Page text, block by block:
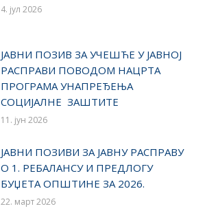
4. јул 2026
ЈАВНИ ПОЗИВ ЗА УЧЕШЋЕ У ЈАВНОЈ
РАСПРАВИ ПОВОДОМ НАЦРТА
ПРОГРАМА УНАПРЕЂЕЊА
СОЦИЈАЛНЕ ЗАШТИТЕ
11. јун 2026
ЈАВНИ ПОЗИВИ ЗА ЈАВНУ РАСПРАВУ
О 1. РЕБАЛАНСУ И ПРЕДЛОГУ
БУЏЕТА ОПШТИНЕ ЗА 2026.
22. март 2026